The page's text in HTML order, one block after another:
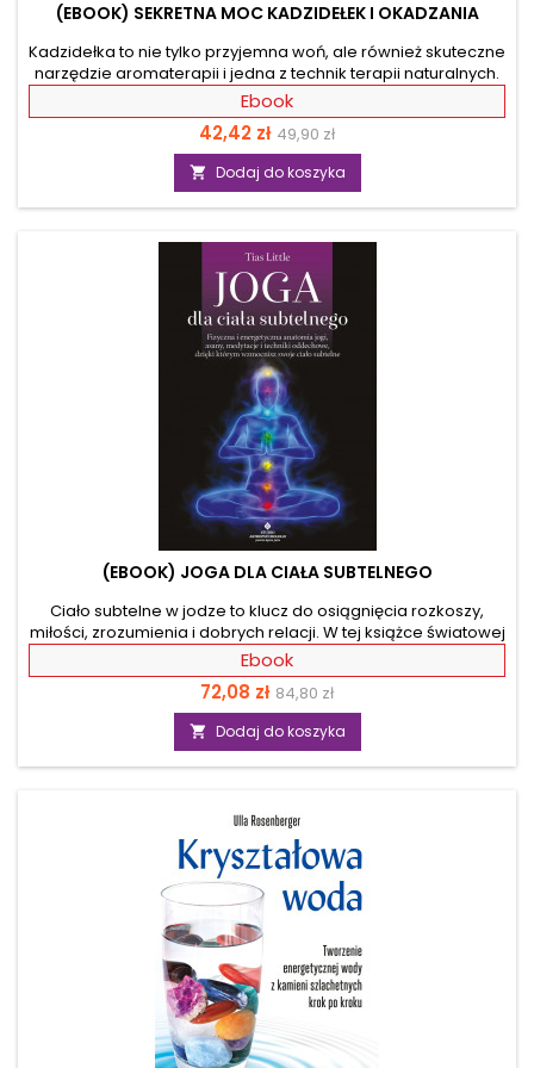
(EBOOK) SEKRETNA MOC KADZIDEŁEK I OKADZANIA
Kadzidełka to nie tylko przyjemna woń, ale również skuteczne
narzędzie aromaterapii i jedna z technik terapii naturalnych.
Wspomagają zdrowie i leczenie wielu chorób. Są
doskonałym sposobem na stres i ból głowy. Działają
relaksująco i antydepresyjnie. Z książki dowiesz się, które
kompozycje z roślin leczniczych używać do okadzania osób
oraz pomieszczeń, aby usunąć negatywną energię. Poznasz
mieszanki oparte na ziołolecznictwie i medycynie naturalnej
Ebook
Cena
42,42 zł Cena
podstawowa
49,90 zł
 Dodaj do koszyka
(EBOOK) JOGA DLA CIAŁA SUBTELNEGO
Ciało subtelne w jodze to klucz do osiągnięcia rozkoszy,
miłości, zrozumienia i dobrych relacji. W tej książce światowej
sławy nauczyciel jogi zabierze cię w fascynującą podróż po
fizycznej i energetycznej anatomii jogi. Twoimi przystankami
będą czakry, meridiany, systemy nadi i energia kundalini.
Wszystko to, by dotrzeć do ciała subtelnego. W tej podróży
towarzyszyć ci będą asany, dzięki którym dowiesz się, jak
odblokować czakry, uspokajające umysł medytacje, a także
Ebook
Cena
72,08 zł Cena
podstawowa
84,80 zł
 Dodaj do koszyka